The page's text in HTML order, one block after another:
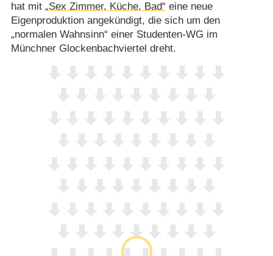
hat mit „Sex Zimmer, Küche, Bad“ eine neue
Eigenproduktion angekündigt, die sich um den
„normalen Wahnsinn“ einer Studenten-WG im
Münchner Glockenbachviertel dreht.